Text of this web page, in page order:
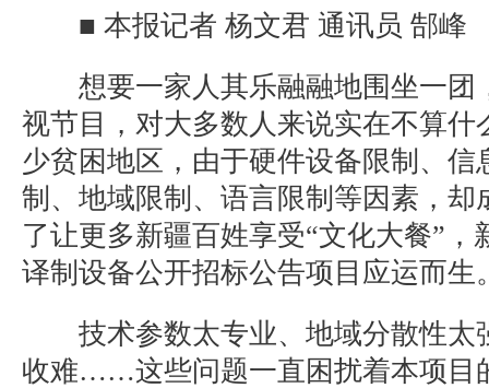
■ 本报记者 杨文君 通讯员 郜峰
想要一家人其乐融融地围坐一团
视节目，对大多数人来说实在不算什
少贫困地区，由于硬件设备限制、信
制、地域限制、语言限制等因素，却
了让更多新疆百姓享受“文化大餐”，
译制设备公开招标公告项目应运而生
技术参数太专业、地域分散性太
收难……这些问题一直困扰着本项目